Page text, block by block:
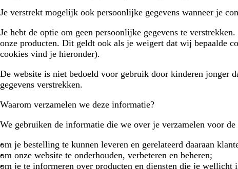
Je verstrekt mogelijk ook persoonlijke gegevens wanneer je
Je hebt de optie om geen persoonlijke gegevens te
onze producten. Dit geldt ook als je weigert dat wij bepaalde
cookies vind je hieronder).
De website is niet bedoeld voor gebruik door kinderen jonger
gegevens verstrekken.
Waarom verzamelen we deze informatie?
We gebruiken de informatie die we over je verzamelen voor de
om je bestelling te kunnen leveren en gerelateerd daaraan
om onze website te onderhouden, verbeteren en beheren;
om je te informeren over producten en diensten die je wellicht